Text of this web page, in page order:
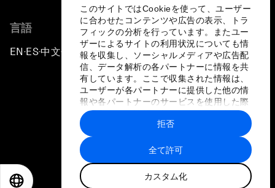
このサイトではCookieを使って、ユーザー
に合わせたコンテンツや広告の表示、トラ
フィックの分析を行っています。またユー
ザーによるサイトの利用状況についても情
報を収集し、ソーシャルメディアや広告配
信、データ解析の各パートナーに情報を共
有しています。ここで収集された情報は、
ユーザーが各パートナーに提供した他の情
報や各パートナーのサービスを使用した際
に収集された情報と組み合わされ、各パー
トナーによって使用されることがありま
す。
全て許可
カスタム化
拒否
言語
EN ▪ES▪中文▪ 日本語
プライバシーポリシーと利用規約
サイトマップ
©
世界経済フォーラム